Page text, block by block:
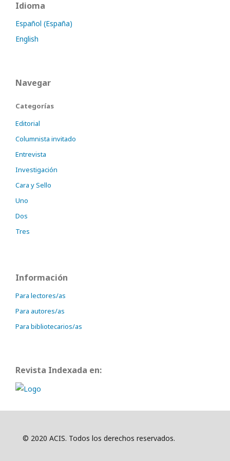
Idioma
Español (España)
English
Navegar
Categorías
Editorial
Columnista invitado
Entrevista
Investigación
Cara y Sello
Uno
Dos
Tres
Información
Para lectores/as
Para autores/as
Para bibliotecarios/as
Revista Indexada en:
© 2020 ACIS. Todos los derechos reservados.